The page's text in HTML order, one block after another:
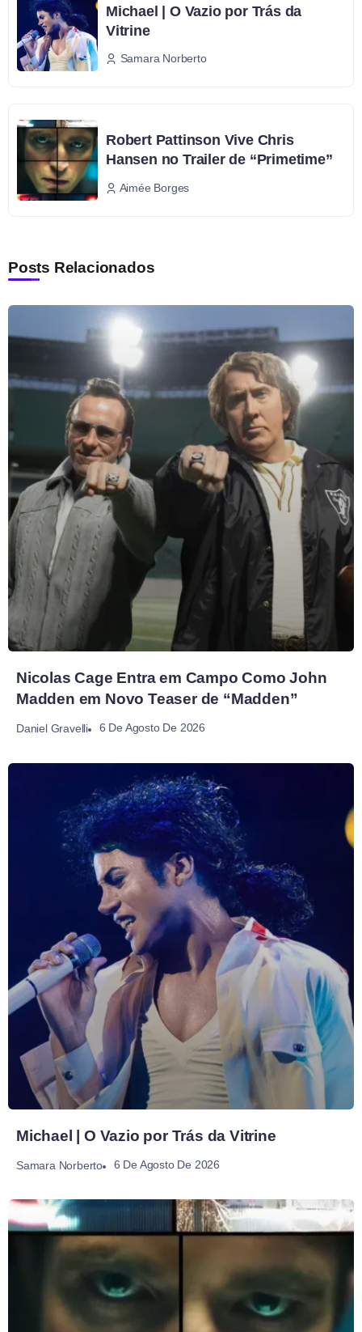
Michael | O Vazio por Trás da
Vitrine
Samara Norberto
Robert Pattinson Vive Chris
Hansen no Trailer de “Primetime”
Aimée Borges
Posts Relacionados
Nicolas Cage Entra em Campo Como John
Madden em Novo Teaser de “Madden”
Daniel Gravelli 6 De Agosto De 2026
Michael | O Vazio por Trás da Vitrine
Samara Norberto 6 De Agosto De 2026